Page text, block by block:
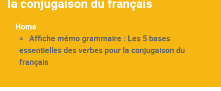
la conjugaison du français
Home
Affiche mémo grammaire : Les 5 bases
essentielles des verbes pour la conjugaison du
français